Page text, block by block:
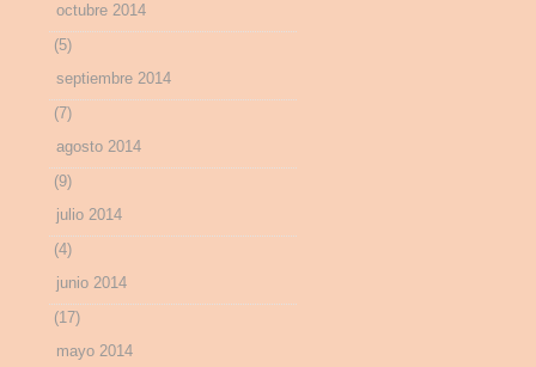
octubre 2014
(5)
septiembre 2014
(7)
agosto 2014
(9)
julio 2014
(4)
junio 2014
(17)
mayo 2014